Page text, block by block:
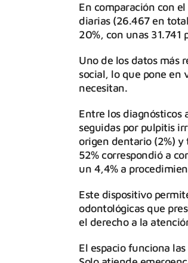
En comparación con
diarias (26.467 en
20%, con unas 31.741
Uno de los datos más
social, lo que pone en
necesitan.
Entre los diagnósticos
seguidas por pulpitis
origen dentario (2%) y
52% correspondió a
un 4,4% a
Este dispositivo
odontológicas que
el derecho a la
El espacio funciona